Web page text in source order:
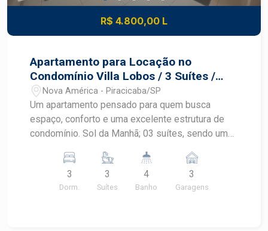
R$ 4.800,00 L
Apartamento para Locação no
Condomínio Villa Lobos / 3 Suítes /
Varanga Gourmet
Nova América - Piracicaba/SP
Um apartamento pensado para quem busca
espaço, conforto e uma excelente estrutura de
condomínio. Sol da Manhã; 03 suítes, sendo uma
móvel planejado, muita luminosidade natural e ar
condicionado; Ampla sacada gourmet, perfeita
3
Dorm.
3
Suítes
4
Banho
3
Garagens